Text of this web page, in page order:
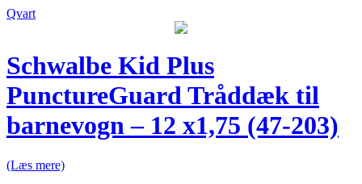
Qvart
Schwalbe Kid Plus
PunctureGuard Tråddæk til
barnevogn – 12 x1,75 (47-203)
(Læs mere)